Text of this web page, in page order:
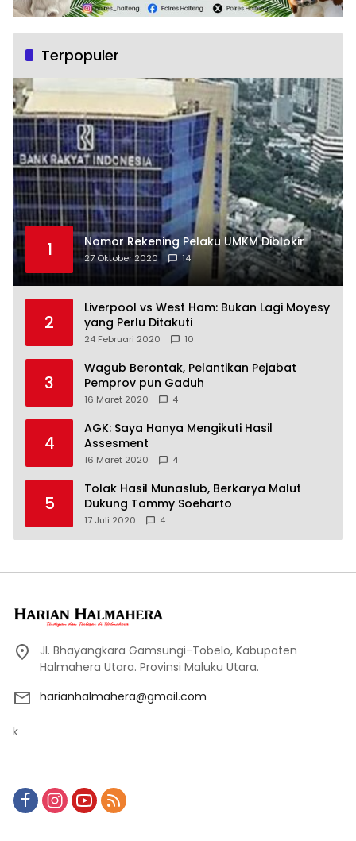
Terpopuler
1 Nomor Rekening Pelaku UMKM Diblokir
27 Oktober 2020 14
2
Liverpool vs West Ham: Bukan Lagi Moyesy
yang Perlu Ditakuti
24 Februari 2020 10
3
Wagub Berontak, Pelantikan Pejabat
Pemprov pun Gaduh
16 Maret 2020 4
4
AGK: Saya Hanya Mengikuti Hasil
Assesment
16 Maret 2020 4
5
Tolak Hasil Munaslub, Berkarya Malut
Dukung Tommy Soeharto
17 Juli 2020 4
Jl. Bhayangkara Gamsungi-Tobelo, Kabupaten
Halmahera Utara. Provinsi Maluku Utara.
harianhalmahera@gmail.com
k